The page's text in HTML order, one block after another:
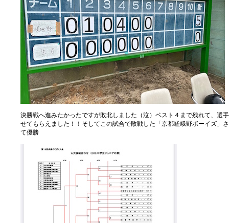
決勝戦へ進みたかったですが敗北しました（泣）ベスト４まで残れて、選
せてもらえました！！そしてこの試合で敗戦した「京都嵯峨野ボーイズ」
て優勝